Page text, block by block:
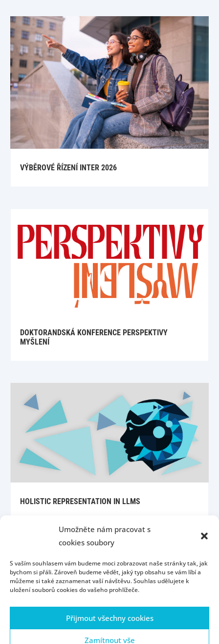
Umožněte nám pracovat s
cookies soubory
S vaším souhlasem vám budeme moci zobrazovat naše stránky tak, jak
bychom si přáli. Zároveň budeme vědět, jaký typ obsahu se vám líbí a
můžeme si také zaznamenat vaší návštěvu. Souhlas udělujete k
uložení souborů cookies do vašeho prohlížeče.
Přijmout všechny cookies
Zamítnout vše
VÝBĚROVÉ ŘÍZENÍ INTER 2026
DOKTORANDSKÁ KONFERENCE PERSPEKTIVY
MYŠLENÍ
HOLISTIC REPRESENTATION IN LLMS
Úvod Kontakt
Konzultační hodiny
Přijímací řízení
Portál ZČU Webmail